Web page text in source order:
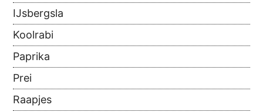
IJsbergsla
Koolrabi
Paprika
Prei
Raapjes